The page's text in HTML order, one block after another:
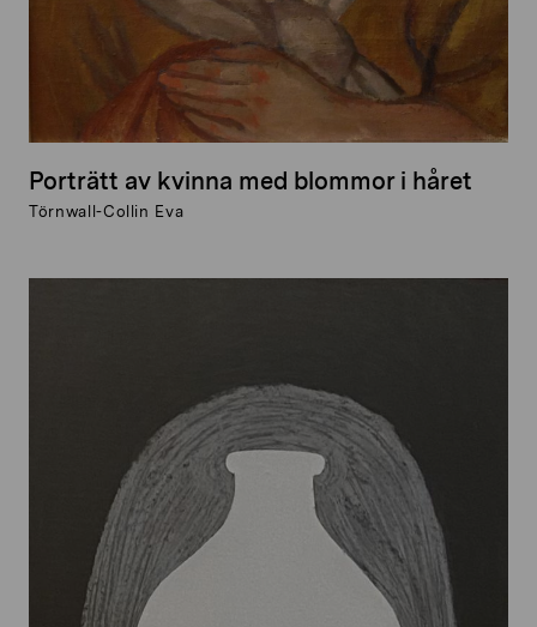
Porträtt av kvinna med blommor i håret
Törnwall-Collin Eva